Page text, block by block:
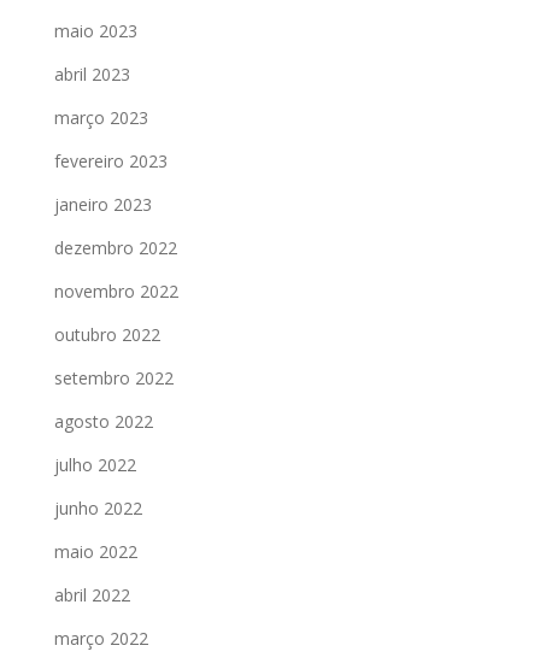
maio 2023
abril 2023
março 2023
fevereiro 2023
janeiro 2023
dezembro 2022
novembro 2022
outubro 2022
setembro 2022
agosto 2022
julho 2022
junho 2022
maio 2022
abril 2022
março 2022